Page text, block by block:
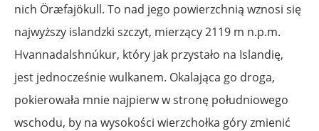
nich Öræfajökull. To nad jego powierzchnią wznosi się
najwyższy islandzki szczyt, mierzący 2119 m n.p.m.
Hvannadalshnúkur, który jak przystało na Islandię,
jest jednocześnie wulkanem. Okalająca go droga,
pokierowała mnie najpierw w stronę południowego
wschodu, by na wysokości wierzchołka góry zmienić